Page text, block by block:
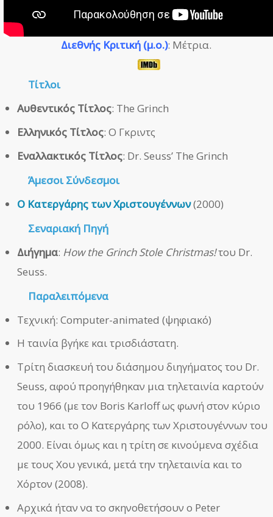
Διεθνής Κριτική (μ.ο.): Μέτρια.
Τίτλοι
Αυθεντικός Τίτλος: The Grinch
Ελληνικός Τίτλος: Ο Γκριντς
Εναλλακτικός Τίτλος: Dr. Seuss’ The Grinch
ΆμεσοιΣύνδεσμοι
Ο Κατεργάρης των Χριστουγέννων(2000)
Σεναριακή Πηγή
Διήγημα: How the Grinch Stole Christmas!του Dr.
Seuss.
Παραλειπόμενα
Τεχνική: Computer-animated (ψηφιακό)
Η ταινία βγήκε και τρισδιάστατη.
Τρίτη διασκευή του διάσημου διηγήματος του Dr.
Seuss, αφού προηγήθηκαν μια τηλεταινία καρτούν
του 1966 (με τον Boris Karloff ως φωνή στον κύριο
ρόλο), και το Ο Κατεργάρης των Χριστουγέννων του
2000. Είναι όμως και η τρίτη σε κινούμενα σχέδια
με τους Χου γενικά, μετά την τηλεταινία και το
Χόρτον (2008).
Αρχικά ήταν να το σκηνοθετήσουν ο Peter